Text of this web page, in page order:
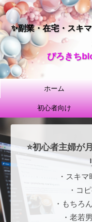
✨副業・在宅・スキ
ぴろきち
ホーム
初心者向け
⭐初心者主婦が
・スキ
・コ
・もちろ
・老若